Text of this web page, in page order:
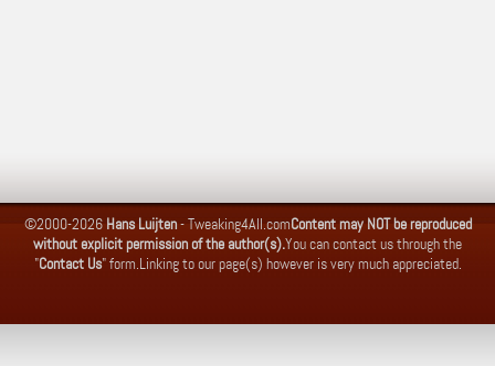
©2000-2026 Hans Luijten-Tweaking4All.comContent may NOT be reproduced
without explicit permission of the author(s).You can contact us through the
"Contact Us" form.Linking to our page(s) however is very much appreciated.